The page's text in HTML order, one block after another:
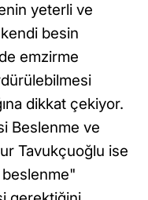
yeterli ve
besin
emzirme
dikkat çekiyor.
Beslenme ve
Tavukçuoğlu ise